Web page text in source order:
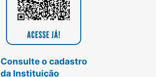
Consulte o cadastro
da Instituição